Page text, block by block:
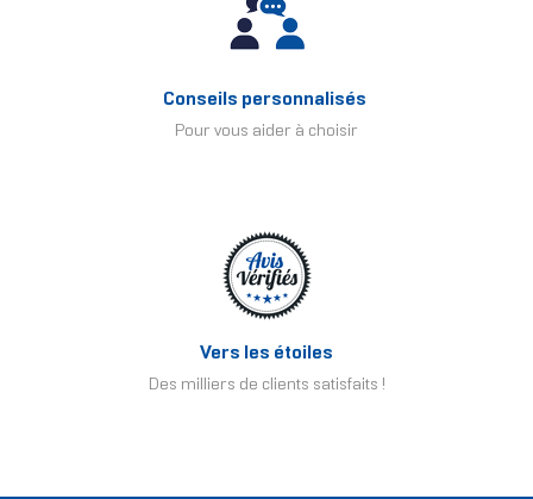
Conseils personnalisés
Pour vous aider à choisir
Vers les étoiles
Des milliers de clients satisfaits !